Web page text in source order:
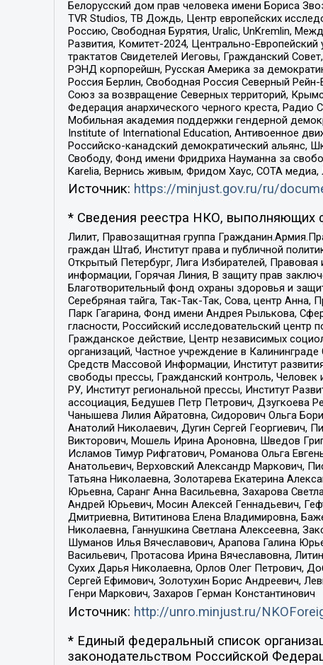
Белорусский дом прав человека имени Бориса
TVR Studios, ТВ Дождь, Центр европейских
Россию, Свободная Бурятия, Uralic, UnKremlin,
Развития, Комитет-2024, Центрально-
трактатов Свидетелей Иеговы, Гражданский
РЭНД корпорейшн, Русская Америка за
Россия Берлин, Свободная Россия Северный
Союз за возвращение Северных территорий,
Федерация анархического черного креста,
Мобильная академия поддержки гендерной
Institute of International Education, Антивоенное
Российско-канадский демократический альянс,
Свободу, Фонд имени Фридриха Науманна за
Karelia, Вернись живым, Фридом Хаус, СОТА
Источник: https://minjust.gov.ru/ru/
* Сведения реестра НКО, выполняющих
Лилит, Правозащитная группа
граждан Штаб, Институт права и публичной
Открытый Петербург, Лига Избирателей,
информации, Горячая Линия, В защиту прав
Благотворительный фонд охраны здоровья и
Серебряная тайга, Так-Так-Так, Сова, центр
Парк Гагарина, Фонд имени Андрея Рылькова,
гласности, Российский исследовательский центр
Гражданское действие, Центр независимых
организаций, Частное учреждение в
Средств Массовой Информации, Институт
свободы прессы, Гражданский контроль,
РУ, Институт региональной прессы, Институт
ассоциация, Бедушев Петр Петрович, Дзугкоева
Чанышева Лилия Айратовна, Сидорович Ольга
Анатолий Николаевич, Дугин Сергей Георгиевич,
Викторович, Мошель Ирина Ароновна, Шведов
Исламов Тимур Рифгатович, Романова Ольга
Анатольевич, Верховский Александр Маркович,
Татьяна Николаевна, Золотарева Екатерина
Юрьевна, Саранг Анна Васильевна, Захарова
Андрей Юрьевич, Мосин Алексей Геннадьевич,
Дмитриевна, Вититинова Елена Владимировна,
Николаевна, Ганнушкина Светлана Алексеевна,
Шуманов Илья Вячеславович, Арапова Галина
Васильевич, Протасова Ирина Вячеславовна,
Сухих Дарья Николаевна, Орлов Олег Петрович,
Сергей Ефимович, Золотухин Борис Андреевич,
Генри Маркович, Захаров Герман Константинович
Источник: http://unro.minjust.ru/
* Единый федеральный список
законодательством Российской